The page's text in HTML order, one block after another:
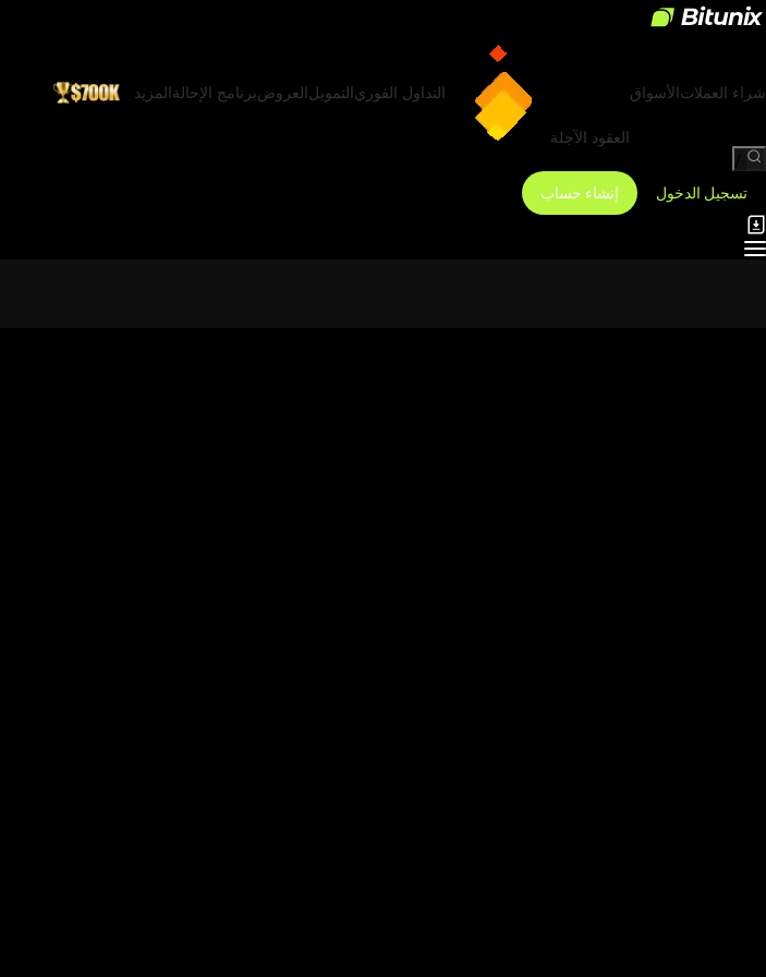
شراء العملاتالأسواق
العقود الآجلة
التداول الفوريالتمويلالعروضبرنامج الإحالةالمزيد
تسجيل الدخول
إنشاء حساب